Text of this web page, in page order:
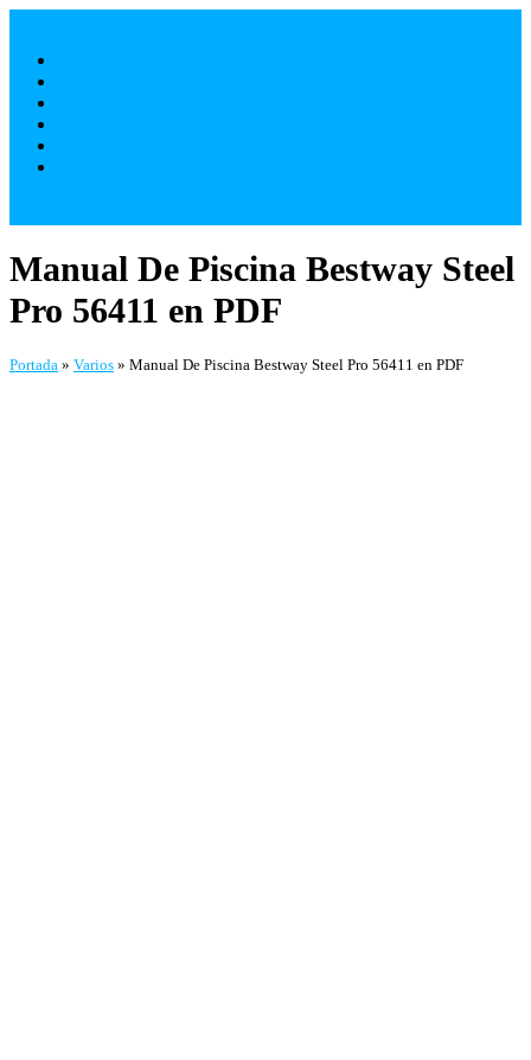
contenido
Manual De Piscina Bestway Steel
Pro 56411 en PDF
Portada » Varios » Manual De Piscina Bestway Steel Pro 56411 en PDF